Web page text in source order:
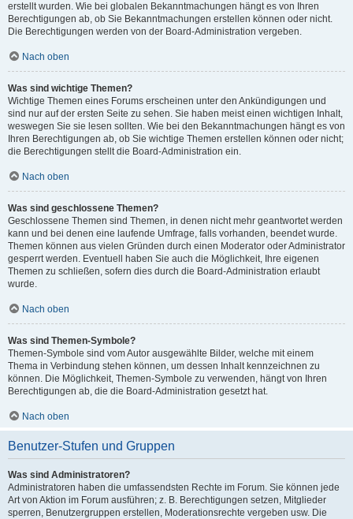
erstellt wurden. Wie bei globalen Bekanntmachungen hängt es von Ihren
Berechtigungen ab, ob Sie Bekanntmachungen erstellen können oder nicht.
Die Berechtigungen werden von der Board-Administration vergeben.
Nach oben
Was sind wichtige Themen?
Wichtige Themen eines Forums erscheinen unter den Ankündigungen und
sind nur auf der ersten Seite zu sehen. Sie haben meist einen wichtigen Inhalt,
weswegen Sie sie lesen sollten. Wie bei den Bekanntmachungen hängt es von
Ihren Berechtigungen ab, ob Sie wichtige Themen erstellen können oder nicht;
die Berechtigungen stellt die Board-Administration ein.
Nach oben
Was sind geschlossene Themen?
Geschlossene Themen sind Themen, in denen nicht mehr geantwortet werden
kann und bei denen eine laufende Umfrage, falls vorhanden, beendet wurde.
Themen können aus vielen Gründen durch einen Moderator oder Administrator
gesperrt werden. Eventuell haben Sie auch die Möglichkeit, Ihre eigenen
Themen zu schließen, sofern dies durch die Board-Administration erlaubt
wurde.
Nach oben
Was sind Themen-Symbole?
Themen-Symbole sind vom Autor ausgewählte Bilder, welche mit einem
Thema in Verbindung stehen können, um dessen Inhalt kennzeichnen zu
können. Die Möglichkeit, Themen-Symbole zu verwenden, hängt von Ihren
Berechtigungen ab, die die Board-Administration gesetzt hat.
Nach oben
Benutzer-Stufen und Gruppen
Was sind Administratoren?
Administratoren haben die umfassendsten Rechte im Forum. Sie können jede
Art von Aktion im Forum ausführen; z. B. Berechtigungen setzen, Mitglieder
sperren, Benutzergruppen erstellen, Moderationsrechte vergeben usw. Die